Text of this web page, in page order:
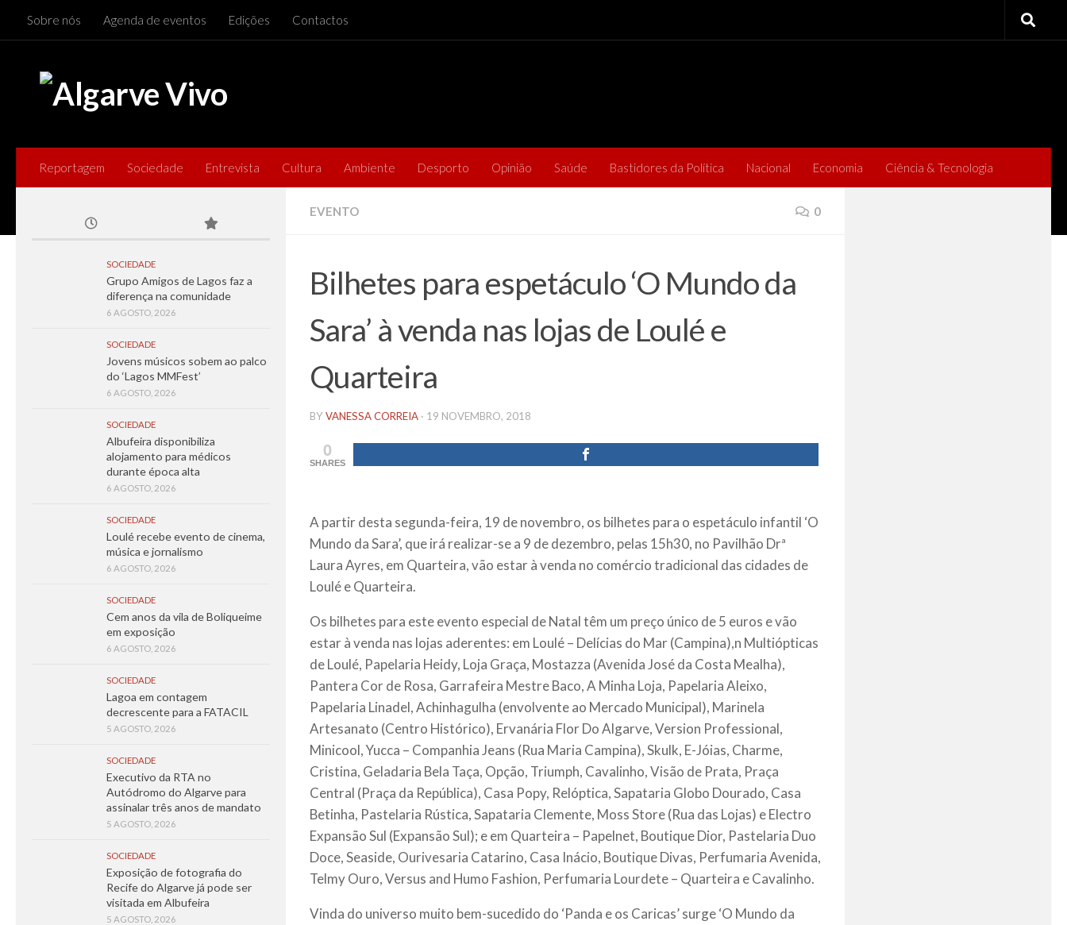
Skip to content
Sobre nós Agenda de eventos Edições Contactos
Reportagem Sociedade Entrevista Cultura Ambiente Desporto Opinião Saúde Bastidores da Política Nacional Economia Ciência & Tecnologia
EVENTO 0
Bilhetes para espetáculo ‘O Mundo da
Sara’ à venda nas lojas de Loulé e
Quarteira
BY VANESSA CORREIA · 19 NOVEMBRO, 2018
0
SHARES
A partir desta segunda-feira, 19 de novembro, os bilhetes para o espetáculo infantil ‘O
Mundo da Sara’, que irá realizar-se a 9 de dezembro, pelas 15h30, no Pavilhão Drª
Laura Ayres, em Quarteira, vão estar à venda no comércio tradicional das cidades de
Loulé e Quarteira.
Os bilhetes para este evento especial de Natal têm um preço único de 5 euros e vão
estar à venda nas lojas aderentes: em Loulé – Delícias do Mar (Campina),n Multiópticas
de Loulé, Papelaria Heidy, Loja Graça, Mostazza (Avenida José da Costa Mealha),
Pantera Cor de Rosa, Garrafeira Mestre Baco, A Minha Loja, Papelaria Aleixo,
Papelaria Linadel, Achinhagulha (envolvente ao Mercado Municipal), Marinela
Artesanato (Centro Histórico), Ervanária Flor Do Algarve, Version Professional,
Minicool, Yucca – Companhia Jeans (Rua Maria Campina), Skulk, E-Jóias, Charme,
Cristina, Geladaria Bela Taça, Opção, Triumph, Cavalinho, Visão de Prata, Praça
Central (Praça da República), Casa Popy, Relóptica, Sapataria Globo Dourado, Casa
Betinha, Pastelaria Rústica, Sapataria Clemente, Moss Store (Rua das Lojas) e Electro
Expansão Sul (Expansão Sul); e em Quarteira – Papelnet, Boutique Dior, Pastelaria Duo
Doce, Seaside, Ourivesaria Catarino, Casa Inácio, Boutique Divas, Perfumaria Avenida,
Telmy Ouro, Versus and Humo Fashion, Perfumaria Lourdete – Quarteira e Cavalinho.
Vinda do universo muito bem-sucedido do ‘Panda e os Caricas’ surge ‘O Mundo da
SOCIEDADE
Grupo Amigos de Lagos faz a
diferença na comunidade
6 AGOSTO, 2026
SOCIEDADE
Jovens músicos sobem ao palco
do ‘Lagos MMFest’
6 AGOSTO, 2026
SOCIEDADE
Albufeira disponibiliza
alojamento para médicos
durante época alta
6 AGOSTO, 2026
SOCIEDADE
Loulé recebe evento de cinema,
música e jornalismo
6 AGOSTO, 2026
SOCIEDADE
Cem anos da vila de Boliqueime
em exposição
6 AGOSTO, 2026
SOCIEDADE
Lagoa em contagem
decrescente para a FATACIL
5 AGOSTO, 2026
SOCIEDADE
Executivo da RTA no
Autódromo do Algarve para
assinalar três anos de mandato
5 AGOSTO, 2026
SOCIEDADE
Exposição de fotografia do
Recife do Algarve já pode ser
visitada em Albufeira
5 AGOSTO, 2026